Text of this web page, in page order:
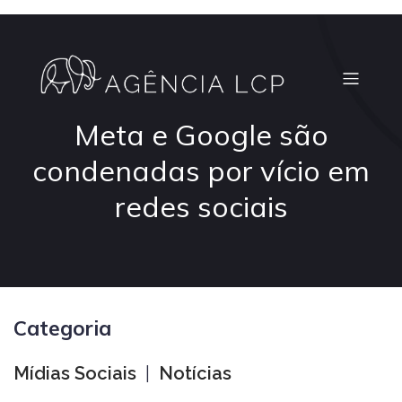
Meta e Google são
condenadas por vício em
redes sociais
Categoria
Mídias Sociais Notícias